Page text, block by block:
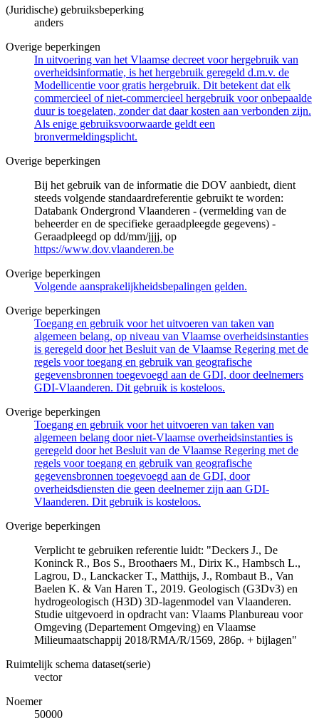
(Juridische) gebruiksbeperking
anders
Overige beperkingen
In uitvoering van het Vlaamse decreet voor hergebruik van
overheidsinformatie, is het hergebruik geregeld d.m.v. de
Modellicentie voor gratis hergebruik. Dit betekent dat elk
commercieel of niet-commercieel hergebruik voor onbepaalde
duur is toegelaten, zonder dat daar kosten aan verbonden zijn.
Als enige gebruiksvoorwaarde geldt een
bronvermeldingsplicht.
Overige beperkingen
Bij het gebruik van de informatie die DOV aanbiedt, dient
steeds volgende standaardreferentie gebruikt te worden:
Databank Ondergrond Vlaanderen - (vermelding van de
beheerder en de specifieke geraadpleegde gegevens) -
Geraadpleegd op dd/mm/jjjj, op
https://www.dov.vlaanderen.be
Overige beperkingen
Volgende aansprakelijkheidsbepalingen gelden.
Overige beperkingen
Toegang en gebruik voor het uitvoeren van taken van
algemeen belang, op niveau van Vlaamse overheidsinstanties
is geregeld door het Besluit van de Vlaamse Regering met de
regels voor toegang en gebruik van geografische
gegevensbronnen toegevoegd aan de GDI, door deelnemers
GDI-Vlaanderen. Dit gebruik is kosteloos.
Overige beperkingen
Toegang en gebruik voor het uitvoeren van taken van
algemeen belang door niet-Vlaamse overheidsinstanties is
geregeld door het Besluit van de Vlaamse Regering met de
regels voor toegang en gebruik van geografische
gegevensbronnen toegevoegd aan de GDI, door
overheidsdiensten die geen deelnemer zijn aan GDI-
Vlaanderen. Dit gebruik is kosteloos.
Overige beperkingen
Verplicht te gebruiken referentie luidt: "Deckers J., De
Koninck R., Bos S., Broothaers M., Dirix K., Hambsch L.,
Lagrou, D., Lanckacker T., Matthijs, J., Rombaut B., Van
Baelen K. & Van Haren T., 2019. Geologisch (G3Dv3) en
hydrogeologisch (H3D) 3D-lagenmodel van Vlaanderen.
Studie uitgevoerd in opdracht van: Vlaams Planbureau voor
Omgeving (Departement Omgeving) en Vlaamse
Milieumaatschappij 2018/RMA/R/1569, 286p. + bijlagen"
Ruimtelijk schema dataset(serie)
vector
Noemer
50000